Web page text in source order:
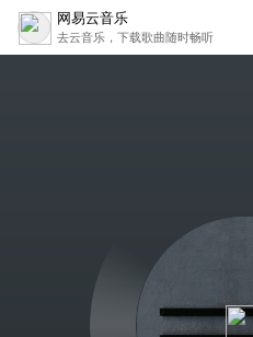
网易云音乐
去云音乐，下载歌曲随时畅听